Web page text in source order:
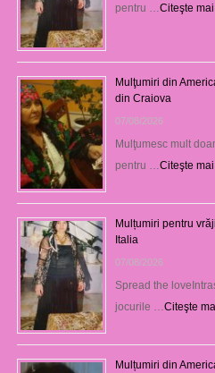
pentru …Citeşte
Mulţumiri din
din Craiova
07/08/2026
Mulţumesc mult
pentru …Citeşte
Mulțumiri pentru
Italia
07/08/2026
Spread the
jocurile …Citeşte
Mulțumiri din